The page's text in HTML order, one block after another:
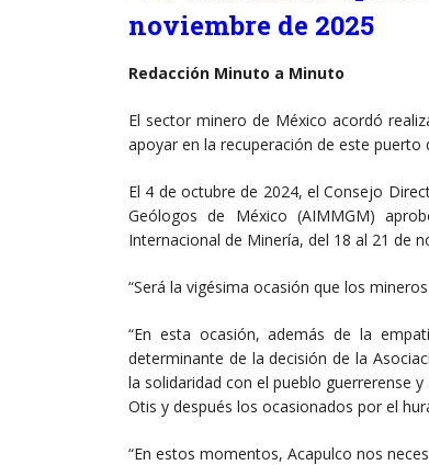
noviembre de 2025
Redacción Minuto a Minuto
El sector minero de México acordó
apoyar en la recuperación de este puerto
El 4 de octubre de 2024, el Consejo
Geólogos de México (AIMMGM)
Internacional de Minería, del 18 al 21 de
“Será la vigésima ocasión que los
“En esta ocasión, además de la
determinante de la decisión de la
la solidaridad con el pueblo guerrerense
Otis y después los ocasionados por el
“En estos momentos, Acapulco nos